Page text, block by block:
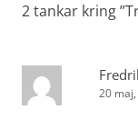
2 tankar kring ”
20